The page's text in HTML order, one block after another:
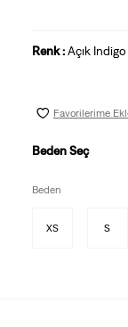
Renk :Açık Indigo
Favorilerime
Beden Seç
Beden
XS S